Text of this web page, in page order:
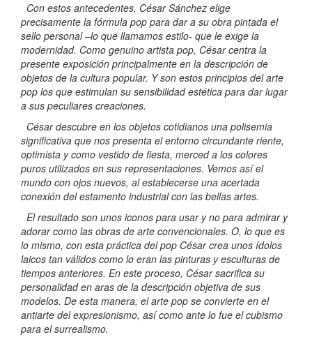
Con estos antecedentes, César Sánchez elige
precisamente la fórmula pop para dar a su obra pintada el
sello personal –lo que llamamos estilo- que le exige la
modernidad. Como genuino artista pop, César centra la
presente exposición principalmente en la descripción de
objetos de la cultura popular. Y son estos principios del arte
pop los que estimulan su sensibilidad estética para dar lugar
a sus peculiares creaciones.
César descubre en los objetos cotidianos una polisemia
significativa que nos presenta el entorno circundante riente,
optimista y como vestido de fiesta, merced a los colores
puros utilizados en sus representaciones. Vemos así el
mundo con ojos nuevos, al establecerse una acertada
conexión del estamento industrial con las bellas artes.
El resultado son unos iconos para usar y no para admirar y
adorar como las obras de arte convencionales. O, lo que es
lo mismo, con esta práctica del pop César crea unos ídolos
laicos tan válidos como lo eran las pinturas y esculturas de
tiempos anteriores. En este proceso, César sacrifica su
personalidad en aras de la descripción objetiva de sus
modelos. De esta manera, el arte pop se convierte en el
antiarte del expresionismo, así como ante lo fue el cubismo
para el surrealismo.